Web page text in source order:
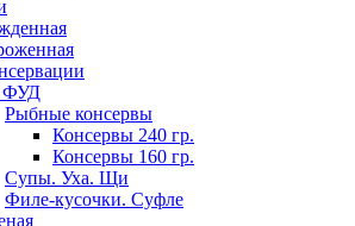
Рыбные консервы
Консервы 240 гр.
Консервы 160 гр.
Супы. Уха. Щи
Филе-кусочки. Суфле